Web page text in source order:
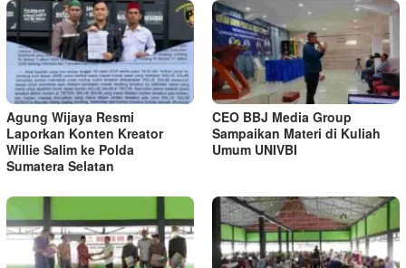
Agung Wijaya Resmi
Laporkan Konten Kreator
Willie Salim ke Polda
Sumatera Selatan
CEO BBJ Media Group
Sampaikan Materi di Kuliah
Umum UNIVBI